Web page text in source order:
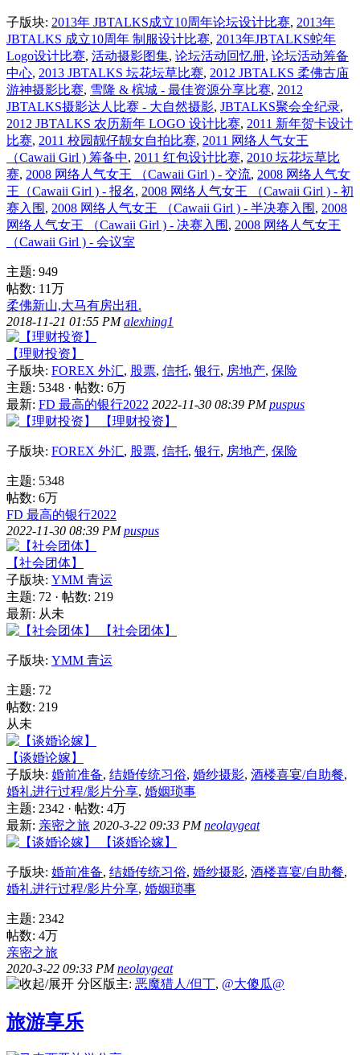
子版块: 2013年 JBTALKS成立10周年论坛设计比赛, 2013年
JBTALKS 成立10周年 制服设计比赛, 2013年JBTALKS蛇年
Logo设计比赛, 活动摄影图集, 论坛活动回忆册, 论坛活动筹备
中心, 2013 JBTALKS 坛花坛草比赛, 2012 JBTALKS 柔佛古庙
游神摄影比赛, 雪隆 & 槟城 - 最佳资源分享比赛, 2012
JBTALKS摄影达人比赛 - 大自然摄影, JBTALKS聚会全纪录,
2012 JBTALKS 农历新年 LOGO 设计比赛, 2011 新年贺卡设计
比赛, 2011 校园靓仔靓女自拍比赛, 2011 网络人气女王
（Cawaii Girl ) 筹备中, 2011 红包设计比赛, 2010 坛花坛草比
赛, 2008 网络人气女王 （Cawaii Girl ) - 交流, 2008 网络人气女
王（Cawaii Girl ) - 报名, 2008 网络人气女王 （Cawaii Girl ) - 初
赛入围 , 2008 网络人气女王 （Cawaii Girl ) - 半决赛入围 , 2008
网络人气女王 （Cawaii Girl ) - 决赛入围 , 2008 网络人气女王
（Cawaii Girl ) - 会议室
主题: 949
帖数: 11万
柔佛新山,大马有房出租.
2018-11-21 01:55 PMalexhing1
【理财投资】
子版块: FOREX 外汇, 股票, 信托, 银行, 房地产, 保险
主题: 5348 · 帖数: 6万
最新: FD 最高的银行2022 2022-11-30 08:39 PMpuspus
【理财投资】
子版块: FOREX 外汇, 股票, 信托, 银行, 房地产, 保险
主题: 5348
帖数: 6万
FD 最高的银行2022
2022-11-30 08:39 PMpuspus
【社会团体】
子版块: YMM 青运
主题: 72 · 帖数: 219
最新: 从未
【社会团体】
子版块: YMM 青运
主题: 72
帖数: 219
从未
【谈婚论嫁】
子版块: 婚前准备, 结婚传统习俗, 婚纱摄影, 酒楼喜宴/自助餐,
婚礼进行过程/影片分享, 婚姻琐事
主题: 2342 · 帖数: 4万
最新: 亲密之旅 2020-3-22 09:33 PMneolaygeat
【谈婚论嫁】
子版块: 婚前准备, 结婚传统习俗, 婚纱摄影, 酒楼喜宴/自助餐,
婚礼进行过程/影片分享, 婚姻琐事
主题: 2342
帖数: 4万
亲密之旅
2020-3-22 09:33 PMneolaygeat
分区版主: 恶魔猎人/但丁, @大傻瓜@
旅游享乐